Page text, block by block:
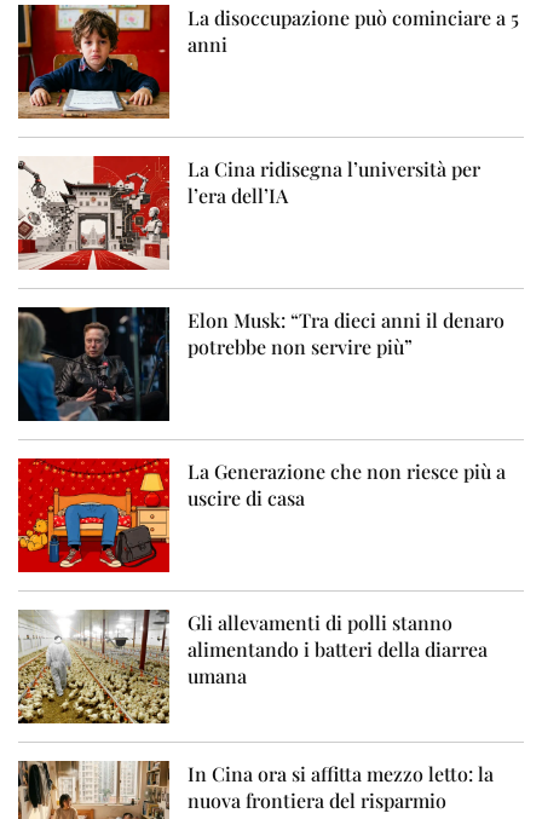
La disoccupazione può cominciare a 5
anni
La Cina ridisegna l’università per
l’era dell’IA
Elon Musk: “Tra dieci anni il denaro
potrebbe non servire più”
La Generazione che non riesce più a
uscire di casa
Gli allevamenti di polli stanno
alimentando i batteri della diarrea
umana
In Cina ora si affitta mezzo letto: la
nuova frontiera del risparmio